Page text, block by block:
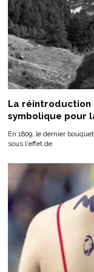
La réintroduction
symbolique pour
En 1809, le dernier
sous l'effet de